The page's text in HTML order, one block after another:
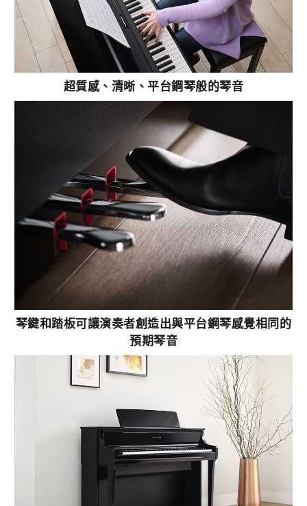
超質感、清晰、平台鋼琴般的琴音
琴鍵和踏板可讓演奏者創造出與平台鋼琴感覺相同的
預期琴音